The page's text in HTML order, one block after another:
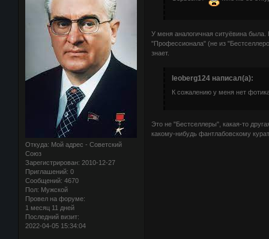
Откуда: Мой адрес - Советский
Союз
Зарегистрирован: 2010-12-27
Приглашений: 0
Сообщений: 4670
Пол: Мужской
Провел на форуме:
1 месяц 11 дней
Последний визит:
2022-04-05 15:34:04
У меня аналогичная ситуёвина
"Профессионала" (не из
знает.
leoberg124 написал(а):
К сожалению у меня нет
Это не "Бестселлеры", какая-то
какому-нибудь фантлабовскому